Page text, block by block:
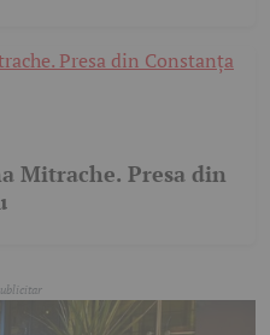
Mitrache. Presa din